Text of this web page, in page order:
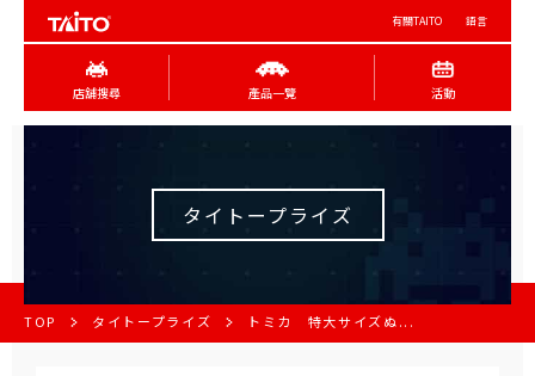
有關TAITO 語言
店舖搜尋 產品一覽 活動
タイトープライズ
TOP タイトープライズ トミカ 特大サイズぬ...